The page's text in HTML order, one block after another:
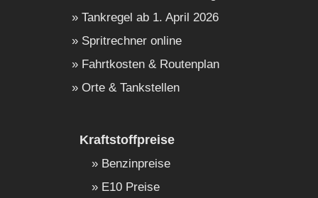
Tankregel ab 1. April 2026
Spritrechner online
Fahrtkosten & Routenplan
Orte & Tankstellen
Kraftstoffpreise
Benzinpreise
E10 Preise